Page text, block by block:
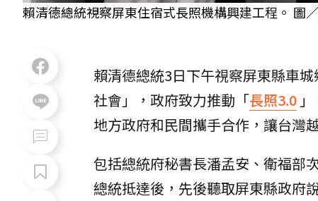
賴清德總統視察屏東住宿式長照機構興建工程。 圖
賴清德總統3日下午視察屏東縣車
社會」，政府致力推動「長照3.0
地方政府和民間攜手合作，讓台灣
包括總統府秘書長潘孟安、衛福部
總統抵達後，先後聽取屏東縣政府